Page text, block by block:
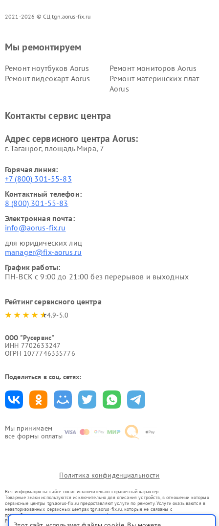
2021-2026 © СЦ tgn.aorus-fix.ru
Мы принимаем
все формы оплаты
Мы ремонтируем
Ремонт ноутбуков Aorus
Ремонт мониторов Aorus
Ремонт видеокарт Aorus
Ремонт материнских плат
Aorus
Контакты сервис центра
Адрес сервисного центра Aorus:
г. Таганрог, площадь Мира, 7
Горячая линия:
+7 (800) 301-55-83
Контактный телефон:
8 (800) 301-55-83
Электронная почта:
info@aorus-fix.ru
для юридических лиц
manager@fix-aorus.ru
График работы:
ПН-ВСК с 9:00 до 21:00 без перерывов и выходных
Рейтинг сервисного центра
4.9-5.0
ООО "Русервис"
ИНН 7702633247
ОГРН 1077746335776
Поделиться в соц. сетях:
Политика конфиденциальности
Вся информация на сайте носит исключительно справочный характер.
Товарные знаки используются исключительно для описания устройств, в отношении которых
сервисные центры tgn.aorus-fix.ru предоставляют услуги по ремонту. Услуги оказываются в
неавторизованных сервисных центрах tgn.aorus-fix.ru, которые не связаны с
правообладателями товарных знаков или их официальными представителями.
Ремонт осуществляется для устройств, уже введенных в гражданский оборот в соответствии